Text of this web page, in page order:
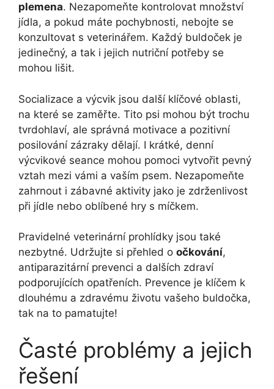
plemena. Nezapomeňte kontrolovat množství
jídla, a pokud máte pochybnosti, nebojte se
konzultovat s veterinářem. Každý ​buldoček je
jedinečný, ​a tak ‌i jejich nutriční potřeby se
mohou lišit.
Socializace a ‍výcvik jsou​ další klíčové oblasti,
na které se ‍zaměřte. Tito psi mohou být trochu
tvrdohlaví, ale správná motivace a pozitivní
⁣posilování zázraky ⁤dělají. ‌I krátké,⁢ denní
výcvikové seance mohou pomoci vytvořit pevný
⁣vztah mezi vámi a⁢ vaším psem. Nezapomeňte
zahrnout i zábavné aktivity jako je‌ zdrženlivost
při jídle nebo oblíbené hry s míčkem.
Pravidelné veterinární⁤ prohlídky jsou také
nezbytné. Udržujte si⁢ přehled o očkování,
antiparazitární⁤ prevenci a dalších zdraví
podporujících ​opatřeních.⁣ Prevence je klíčem k
dlouhému a zdravému životu vašeho buldočka,
tak na to pamatujte!
Časté problémy a jejich⁤
řešení